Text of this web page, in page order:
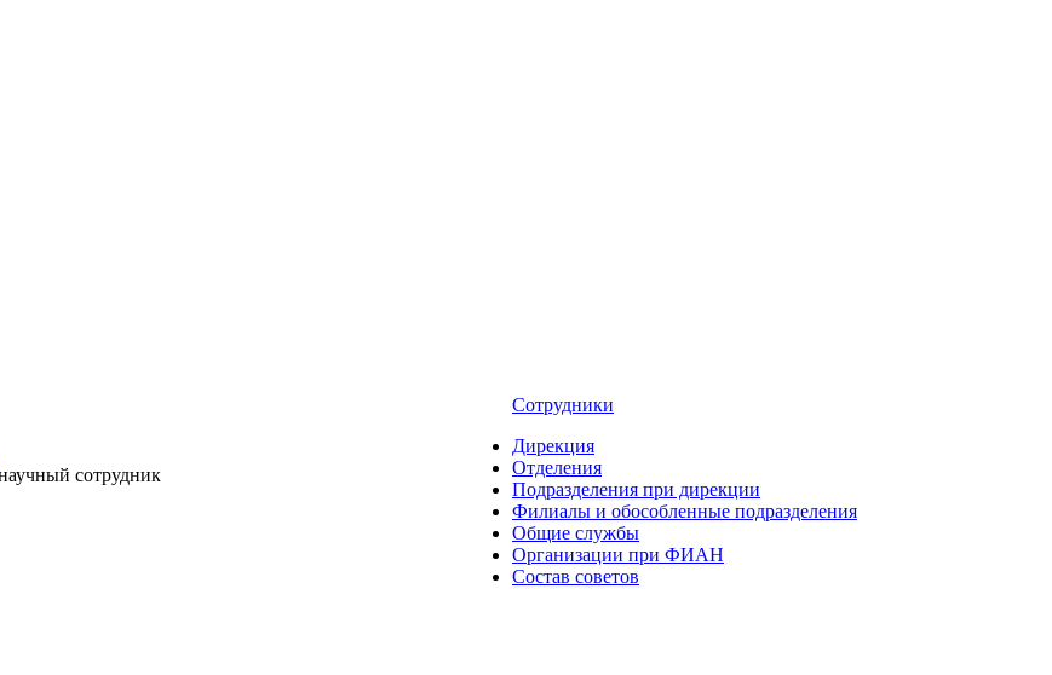
сотрудник
Сотрудники
Дирекция
Отделения
Подразделения при дирекции
Филиалы и обособленные подразделения
Общие службы
Организации при ФИАН
Состав советов